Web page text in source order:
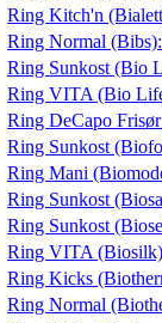
Ring Kitch'n
Ring Normal (Bibs):
Ring Sunkost (Bio
Ring VITA (Bio
Ring DeCapo
Ring Sunkost
Ring Mani
Ring Sunkost
Ring Sunkost
Ring VITA
Ring Kicks
Ring Normal